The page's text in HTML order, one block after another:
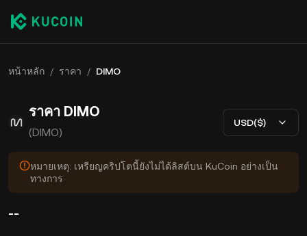
หน้าหลัก / ราคา / DIMO
ราคา DIMO
(DIMO)
USD($)
หมายเหตุ: เหรียญคริปโตนี้ยังไม่ได้ลิสต์บน KuCoin อย่างเป็น
ทางการ
--